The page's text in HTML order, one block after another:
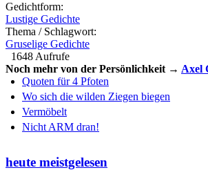
Gedichtform:
Lustige Gedichte
Thema / Schlagwort:
Gruselige Gedichte
1648 Aufrufe
Noch mehr von der Persönlichkeit → Axel
Quoten für 4 Pfoten
Wo sich die wilden Ziegen biegen
Vermöbelt
Nicht ARM dran!
heute meistgelesen